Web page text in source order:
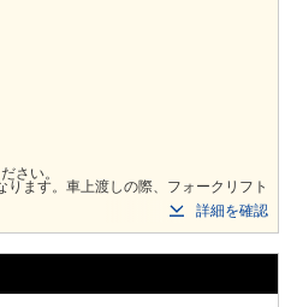
送の可能性もあります。
さい。
詳細を確認